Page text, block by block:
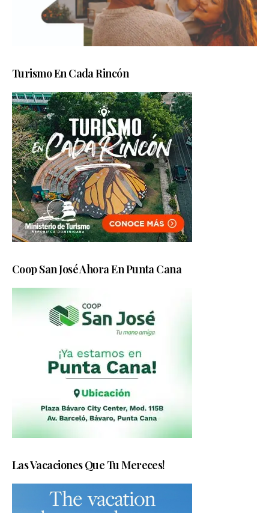
Turismo En Cada Rincón
Coop San José Ahora En Punta Cana
Las Vacaciones Que Tu Mereces!